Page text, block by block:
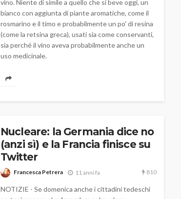
vino. Niente di simile a quello che si beve oggi, un
bianco con aggiunta di piante aromatiche, come il
rosmarino e il timo e probabilmente un po' di resina
(come la retsina greca), usati sia come conservanti,
sia perché il vino aveva probabilmente anche un
uso medicinale.
Nucleare: la Germania dice no
(anzi sì) e la Francia finisce su
Twitter
Francesca Petrera 11 anni fa 810
NOTIZIE - Se domenica anche i cittadini tedeschi